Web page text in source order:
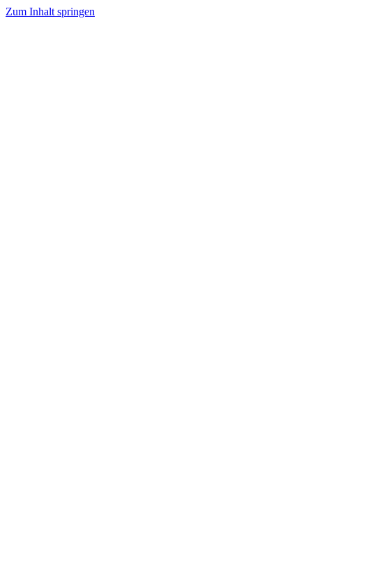
Zum Inhalt springen